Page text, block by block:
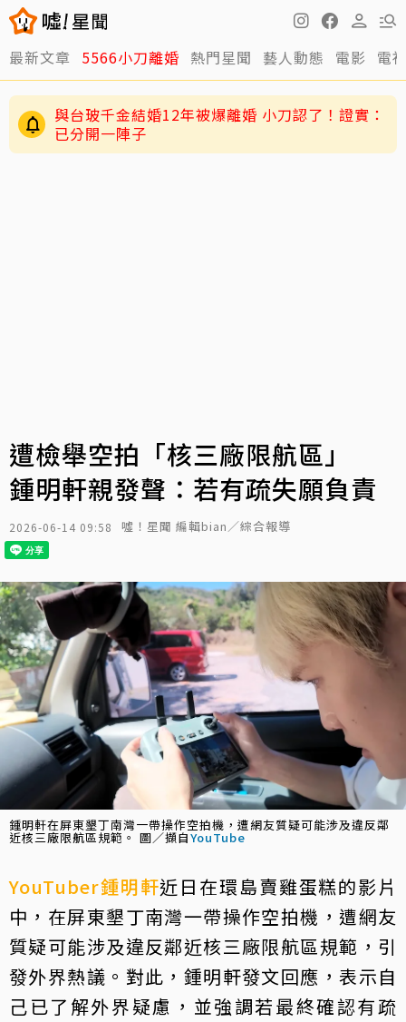
最新文章 5566小刀離婚 熱門星聞 藝人動態 電影 電
與台玻千金結婚12年被爆離婚 小刀認了！證實：
已分開一陣子
遭檢舉空拍「核三廠限航區」
鍾明軒親發聲：若有疏失願負責
2026-06-14 09:58 噓！星聞 編輯bian／綜合報導
鍾明軒在屏東墾丁南灣一帶操作空拍機，遭網友質疑可能涉及違反鄰
近核三廠限航區規範。 圖／擷自YouTube
YouTuber鍾明軒近日在環島賣雞蛋糕的影片
中，在屏東墾丁南灣一帶操作空拍機，遭網友
質疑可能涉及違反鄰近核三廠限航區規範，引
發外界熱議。對此，鍾明軒發文回應，表示自
己已了解外界疑慮，並強調若最終確認有疏